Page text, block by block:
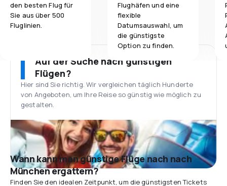
den besten Flug für
Sie aus über 500
Fluglinien.
Flughäfen und eine
flexible
Datumsauswahl, um
die günstigste
Option zu finden.
Auf der Suche nach günstigen
Flügen?
Hier sind Sie richtig. Wir vergleichen täglich Hunderte
von Angeboten, um Ihre Reise so günstig wie möglich zu
gestalten.
Wann kann man günstige Flüge nach nach
München ergattern?
Finden Sie den idealen Zeitpunkt, um die günstigsten Tickets